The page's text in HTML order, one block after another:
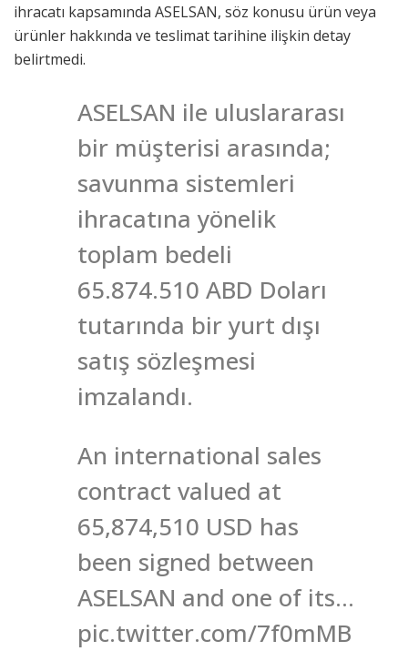
ihracatı kapsamında ASELSAN, söz konusu ürün veya
ürünler hakkında ve teslimat tarihine ilişkin detay
belirtmedi.
ASELSAN ile uluslararası
bir müşterisi arasında;
savunma sistemleri
ihracatına yönelik
toplam bedeli
65.874.510 ABD Doları
tutarında bir yurt dışı
satış sözleşmesi
imzalandı.
An international sales
contract valued at
65,874,510 USD has
been signed between
ASELSAN and one of its…
pic.twitter.com/7f0mMB